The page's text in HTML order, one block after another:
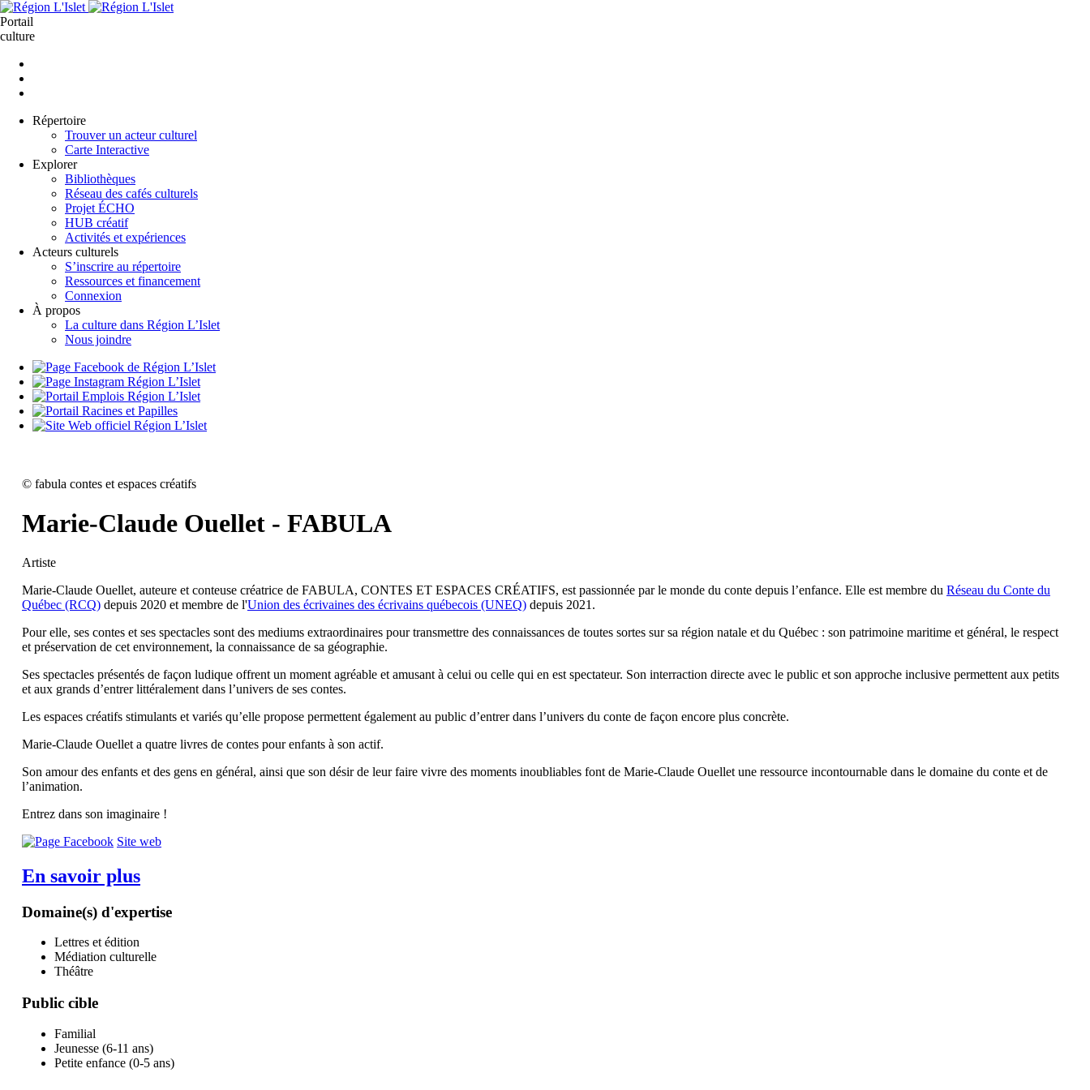
Aller
au
contenu
Portail
culture
Répertoire
Trouver un acteur culturel
Carte Interactive
Explorer
Bibliothèques
Réseau des cafés culturels
Projet ÉCHO
HUB créatif
Activités et expériences
Acteurs culturels
S’inscrire au répertoire
Ressources et financement
Connexion
À propos
La culture dans Région L’Islet
Nous joindre
© fabula contes et espaces créatifs
Marie-Claude Ouellet - FABULA
Artiste
Marie-Claude Ouellet, auteure et conteuse créatrice de FABULA, CONTES ET ESPACES CRÉATIFS, est passionnée par le monde du conte depuis l’enfance. Elle est membre du Réseau du Conte du
Québec (RCQ) depuis 2020 et membre de l'Union des écrivaines des écrivains québecois (UNEQ) depuis 2021.
​Pour elle, ses contes et ses spectacles sont des mediums extraordinaires pour transmettre des connaissances de toutes sortes sur sa région natale et du Québec : son patrimoine maritime et général, le respect
et préservation de cet environnement, la connaissance de sa géographie.
Ses spectacles présentés de façon ludique offrent un moment agréable et amusant à celui ou celle qui en est spectateur. Son interraction directe avec le public et son approche inclusive permettent aux petits
et aux grands d’entrer littéralement dans l’univers de ses contes.
​Les espaces créatifs stimulants et variés qu’elle propose permettent également au public d’entrer dans l’univers du conte de façon encore plus concrète.
​Marie-Claude Ouellet a quatre livres de contes pour enfants à son actif.
​Son amour des enfants et des gens en général, ainsi que son désir de leur faire vivre des moments inoubliables font de Marie-Claude Ouellet une ressource incontournable dans le domaine du conte et de
l’animation.
​Entrez dans son imaginaire !
Site web
En savoir plus
Domaine(s) d'expertise
Lettres et édition
Médiation culturelle
Théâtre
Public cible
Familial
Jeunesse (6-11 ans)
Petite enfance (0-5 ans)